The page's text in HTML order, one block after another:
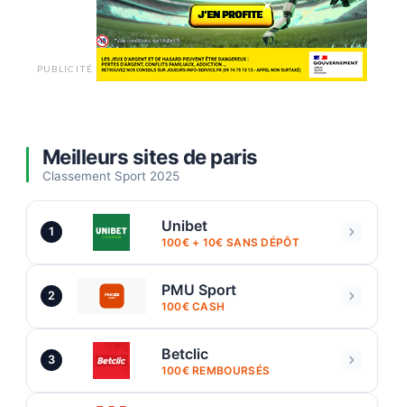
PUBLICITÉ
Meilleurs sites de paris
Classement Sport 2025
1 Unibet
100€ + 10€ SANS DÉPÔT
2 PMU Sport
100€ CASH
3 Betclic
100€ REMBOURSÉS